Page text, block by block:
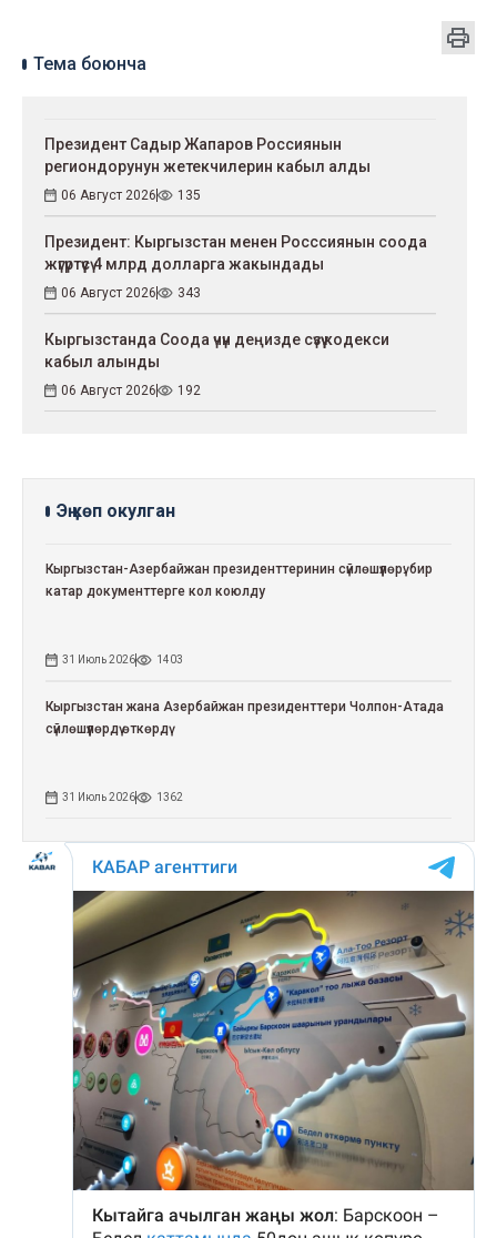
Тема боюнча
Президент Садыр Жапаров Россиянын
региондорунун жетекчилерин кабыл алды
06 Август 2026 135
Президент: Кыргызстан менен Росссиянын соода
жүгүртүүсү 4 млрд долларга жакындады
06 Август 2026 343
Кыргызстанда Соода үчүн деңизде сүзүү кодекси
кабыл алынды
06 Август 2026 192
Эң көп окулган
Кыргызстан-Азербайжан президенттеринин сүйлөшүүлөрү: бир
катар документтерге кол коюлду
31 Июль 2026 1403
Кыргызстан жана Азербайжан президенттери Чолпон-Атада
сүйлөшүүлөрдү өткөрдү
31 Июль 2026 1362